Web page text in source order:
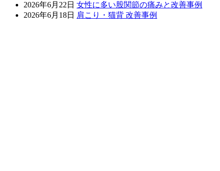
2026年6月22日 女性に多い股関節の痛みと改善事例
2026年6月18日 肩こり・猫背 改善事例